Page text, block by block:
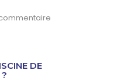
DE